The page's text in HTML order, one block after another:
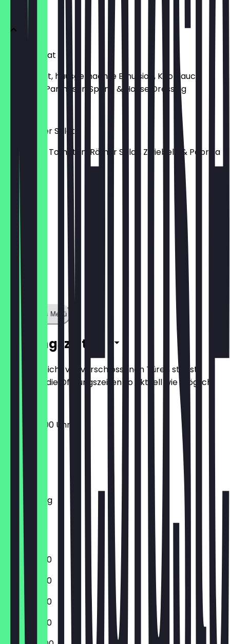
Caesar Salat
Römersalat, hausgemachte Emulsion, Knoblauch
Croutons, Parmesan Späne & House Dressing
Gemischter Salat
Mit Cherry Tomaten, Römer Salat, Zwiebeln & Paprika
10,90 €
Zeige ganzes Menü
Öffnungszeiten
Damit du nicht vor verschlossenen Türen stehst,
halten wir die Öffnungszeiten so aktuell wie möglich.
15:00 - 03:00 Uhr
Montag
Dienstag
Mittwoch
Donnerstag
Freitag
Samstag
Sonntag
15:00 - 01:00
15:00 - 01:00
15:00 - 01:00
15:00 - 01:00